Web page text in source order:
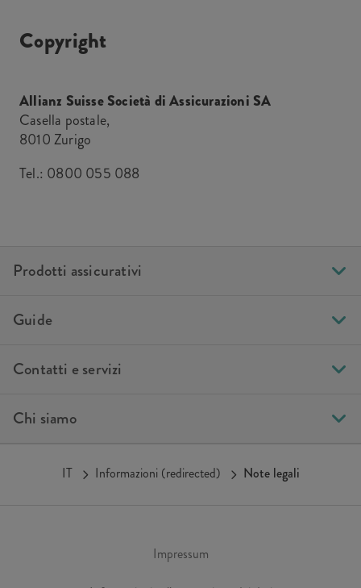
Copyright
Allianz Suisse Società di Assicurazioni SA
Casella postale,
8010 Zurigo
Tel.: 0800 055 088
Prodotti assicurativi
Guide
Contatti e servizi
Chi siamo
Impressum
IT Informazioni (redirected) Note legali